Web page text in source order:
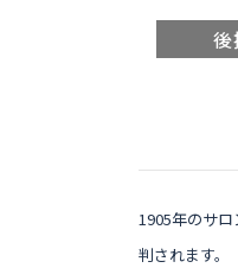
後
1905年のサ
判されます。